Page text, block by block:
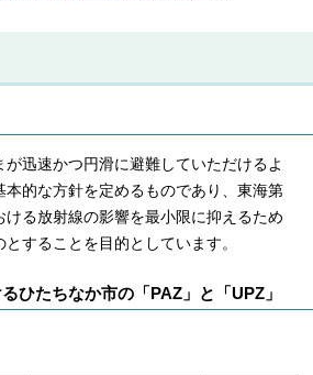
迅速かつ円滑に避難していただけるよ
本的な方針を定めるものであり、東海第
ける放射線の影響を最小限に抑えるため
することを目的としています。
ひたちなか市の「PAZ」と「UPZ」